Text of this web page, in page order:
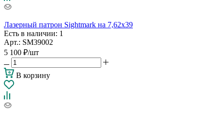
Лазерный патрон Sightmark на 7,62х39
Есть в наличии: 1
Арт.: SM39002
5 100 ₽/шт
В корзину